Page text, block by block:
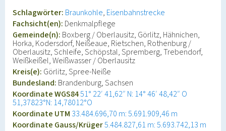
Schlagwörter: Braunkohle Eisenbahnstrecke
Fachsicht(en): Denkmalpflege
Gemeinde(n): Boxberg / Oberlausitz, Görlitz, Hähnichen,
Horka, Kodersdorf, Neißeaue, Rietschen, Rothenburg /
Oberlausitz, Schleife, Schöpstal, Spremberg, Trebendorf,
Weißkeißel, Weißwasser / Oberlausitz
Kreis(e): Görlitz, Spree-Neiße
Bundesland: Brandenburg, Sachsen
Koordinate WGS8451° 22′ 41,62″ N: 14° 46′ 48,42″ O
51,37823°N: 14,78012°O
Koordinate UTM 33.484.696,70 m: 5.691.909,46 m
Koordinate Gauss/Krüger5.484.827,61 m: 5.693.742,13 m